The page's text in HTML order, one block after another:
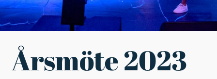
Årsmöte 2023